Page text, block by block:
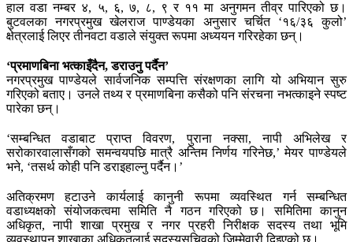
हाल वडा नम्बर ४, ५, ६, ७, ८, ९ र ११ मा अनुगमन तीव्र पारिएको छ।
बुटवलका नगरप्रमुख खेलराज पाण्डेयका अनुसार चर्चित ‘१६/३६ कुलो’
क्षेत्रलाई लिएर तीनवटा वडाले संयुक्त रूपमा अध्ययन गरिरहेका छन्।
‘प्रमाणबिना भत्काइँदैन, डराउनु पर्दैन’
नगरप्रमुख पाण्डेयले सार्वजनिक सम्पत्ति संरक्षणका लागि यो अभियान सुरु
गरिएको बताए। उनले तथ्य र प्रमाणबिना कसैको पनि संरचना नभत्काइने स्पष्ट
पारेका छन्।
‘सम्बन्धित वडाबाट प्राप्त विवरण, पुराना नक्सा, नापी अभिलेख र
सरोकारवालासँगको समन्वयपछि मात्रै अन्तिम निर्णय गरिनेछ,’ मेयर पाण्डेयले
भने, ‘तसर्थ कोही पनि डराइहाल्नु पर्दैन।’
अतिक्रमण हटाउने कार्यलाई कानुनी रूपमा व्यवस्थित गर्न सम्बन्धित
वडाध्यक्षको संयोजकत्वमा समिति नै गठन गरिएको छ। समितिमा कानुन
अधिकृत, नापी शाखा प्रमुख र नगर प्रहरी निरीक्षक सदस्य तथा भूमि